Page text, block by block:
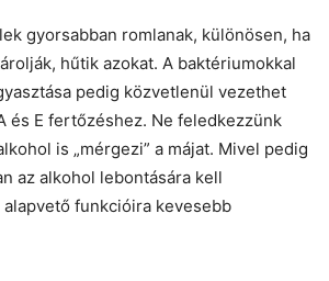
gyorsabban romlanak, különösen, ha
hűtik azokat. A baktériumokkal
pedig közvetlenül vezethet
és E fertőzéshez. Ne feledkezzünk
is „mérgezi” a májat. Mivel pedig
az alkohol lebontására kell
funkcióira kevesebb